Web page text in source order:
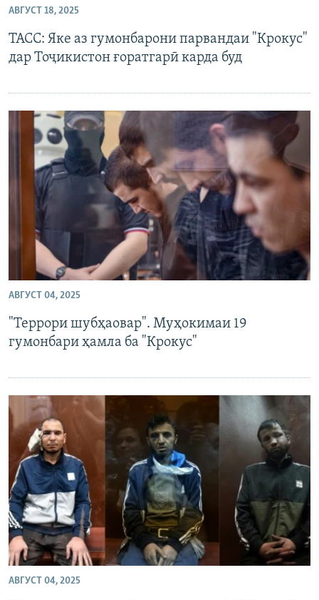
ГУЗОРИШҲОИ РАДИОӢ
ПАЙГИРӢ КУНЕД
Ҳамаи сомонаҳои RFE/RL
АВГУСТ 18, 2025
ТАСС: Яке аз гумонбарони парвандаи "Крокус"
дар Тоҷикистон ғоратгарӣ карда буд
АВГУСТ 04, 2025
"Террори шубҳаовар". Муҳокимаи 19
гумонбари ҳамла ба "Крокус"
АВГУСТ 04, 2025